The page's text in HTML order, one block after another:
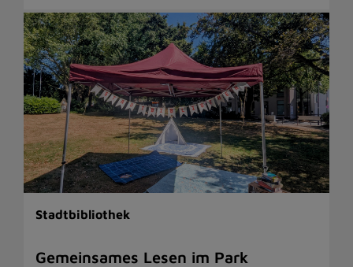
Stadtbibliothek
Gemeinsames Lesen im Park